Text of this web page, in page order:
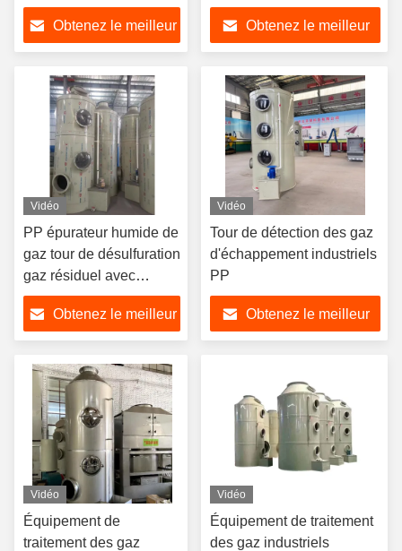
nocifs
Obtenez le meilleur
Obtenez le meilleur
Vidéo
PP épurateur humide de
gaz tour de désulfuration
gaz résiduel avec
pompe soufflante
Obtenez le meilleur
Vidéo
Tour de détection des gaz
d'échappement industriels
PP
Obtenez le meilleur
Vidéo
Équipement de
traitement des gaz
Vidéo
Équipement de traitement
des gaz industriels